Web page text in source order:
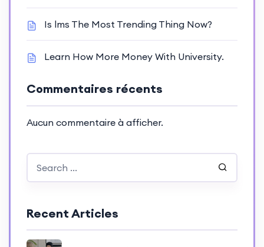
Is lms The Most Trending Thing Now?
Learn How More Money With University.
Commentaires récents
Aucun commentaire à afficher.
Recent Articles